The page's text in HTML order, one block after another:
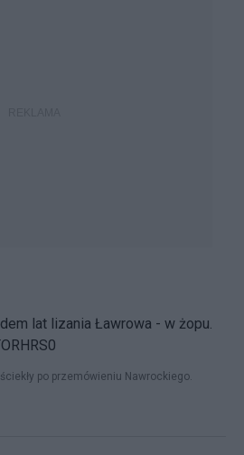
lat lizania Ławrowa - w żopu.
po przemówieniu Nawrockiego.